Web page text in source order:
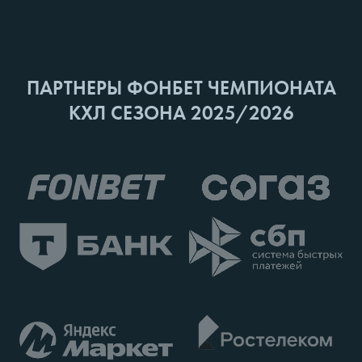
ПАРТНЕРЫ ФОНБЕТ ЧЕМПИОНАТА
КХЛ СЕЗОНА 2025/2026